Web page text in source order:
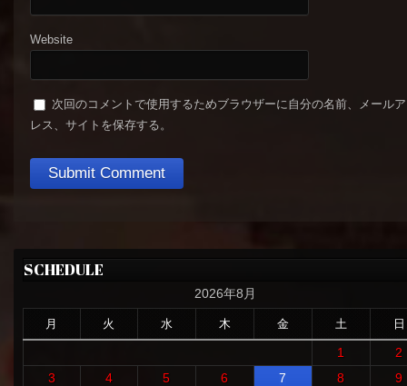
Website
次回のコメントで使用するためブラウザーに自分の名前、メール
レス、サイトを保存する。
SCHEDULE
2026年8月
月 火 水 木 金 土 日
1
2
3
4 5 6 7 8
9